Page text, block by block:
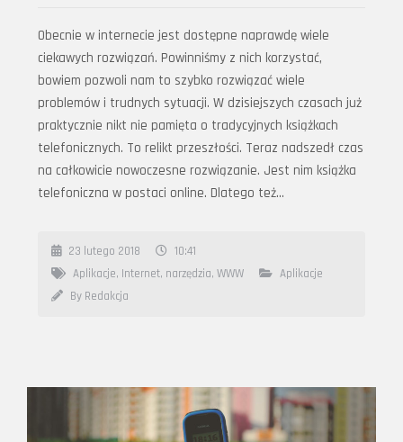
Obecnie w internecie jest dostępne naprawdę wiele
ciekawych rozwiązań. Powinniśmy z nich korzystać,
bowiem pozwoli nam to szybko rozwiązać wiele
problemów i trudnych sytuacji. W dzisiejszych czasach już
praktycznie nikt nie pamięta o tradycyjnych książkach
telefonicznych. To relikt przeszłości. Teraz nadszedł czas
na całkowicie nowoczesne rozwiązanie. Jest nim książka
telefoniczna w postaci online. Dlatego też…
23 lutego 2018
10:41
Aplikacje, Internet, narzędzia, WWW
Aplikacje
By Redakcja